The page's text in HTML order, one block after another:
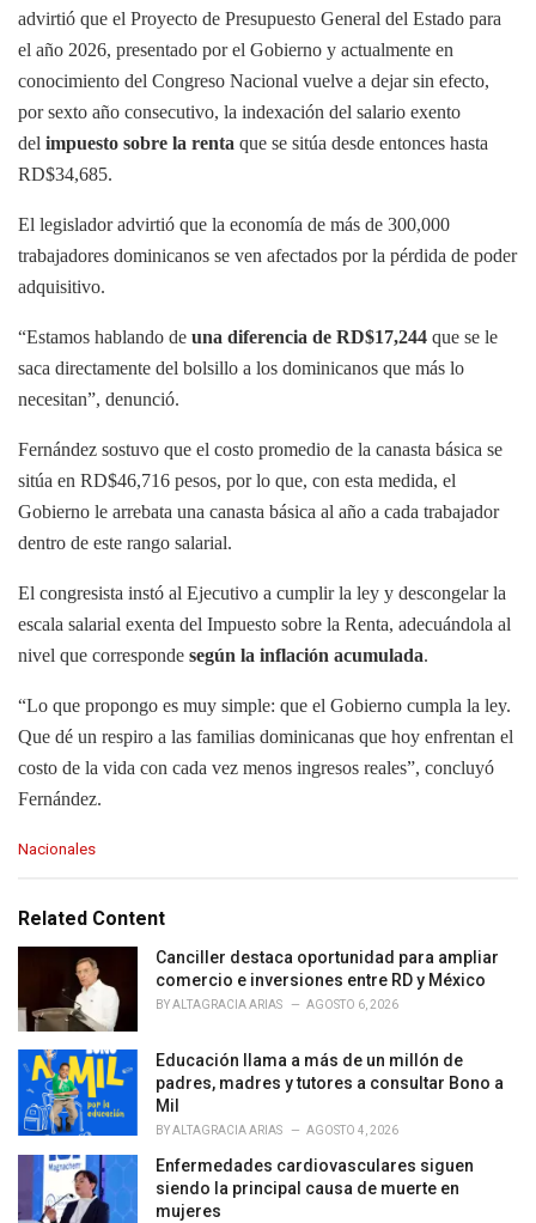
advirtió que el Proyecto de Presupuesto General del Estado para
el año 2026, presentado por el Gobierno y actualmente en
conocimiento del Congreso Nacional vuelve a dejar sin efecto,
por sexto año consecutivo, la indexación del salario exento
del impuesto sobre la renta que se sitúa desde entonces hasta
RD$34,685.
El legislador advirtió que la economía de más de 300,000
trabajadores dominicanos se ven afectados por la pérdida de poder
adquisitivo.
“Estamos hablando de una diferencia de RD$17,244 que se le
saca directamente del bolsillo a los dominicanos que más lo
necesitan”, denunció.
Fernández sostuvo que el costo promedio de la canasta básica se
sitúa en RD$46,716 pesos, por lo que, con esta medida, el
Gobierno le arrebata una canasta básica al año a cada trabajador
dentro de este rango salarial.
El congresista instó al Ejecutivo a cumplir la ley y descongelar la
escala salarial exenta del Impuesto sobre la Renta, adecuándola al
nivel que corresponde según la inflación acumulada.
“Lo que propongo es muy simple: que el Gobierno cumpla la ley.
Que dé un respiro a las familias dominicanas que hoy enfrentan el
costo de la vida con cada vez menos ingresos reales”, concluyó
Fernández.
C
e
Nacionales
Related Content
Canciller destaca oportunidad para ampliar
comercio e inversiones entre RD y México
BYALTAGRACIA ARIAS AGOSTO 6, 2026
Educación llama a más de un millón de
padres, madres y tutores a consultar Bono a
Mil
BYALTAGRACIA ARIAS AGOSTO 4, 2026
Enfermedades cardiovasculares siguen
siendo la principal causa de muerte en
mujeres